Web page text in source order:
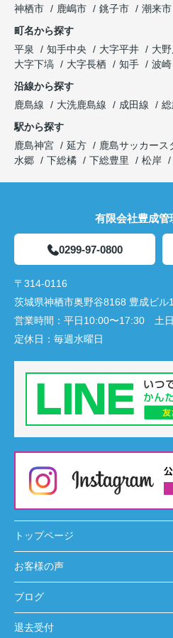
神栖市
鹿嶋市 銚子市 潮来市
町名から探す
平泉
知手中央 大字平井 大
大字下塙
大字長栖 知手
波崎
沿線から探す
鹿島線
大洗鹿島線 成田線
駅から探す
鹿島神宮
延方 鹿島サッカース
水郷
下総橘 下総豊里 松岸
有限会社豊成管
0299-97-0800
〒314-0116
茨城県神栖市奥野谷8168 豊成ビル
営業時間： 平日10:00〜17:30 土
定休日： 毎週水曜日
トップページ
お客様の声
ブログ
退去受付